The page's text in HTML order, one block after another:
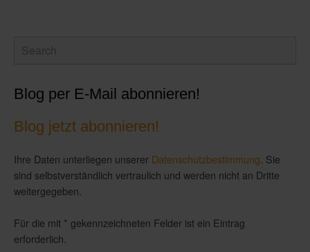
Blog per E-Mail abonnieren!
Blog jetzt abonnieren!
Ihre Daten unterliegen unserer Datenschutzbestimmung . Sie
sind selbstverständlich vertraulich und werden nicht an Dritte
weitergegeben.
Für die mit * gekennzeichneten Felder ist ein Eintrag
erforderlich.